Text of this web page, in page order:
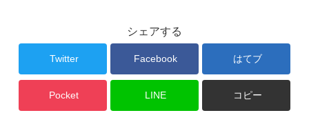
シェアする
Twitter Facebook はてブ
Pocket LINE コピー